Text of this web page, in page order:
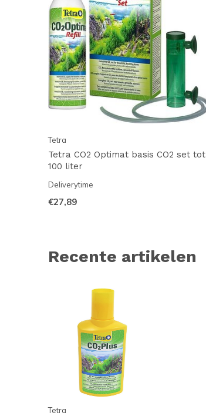
Tetra
Tetra CO2 Optimat basis CO2 set tot
100 liter
Deliverytime
€27,89
Recente artikelen
Tetra